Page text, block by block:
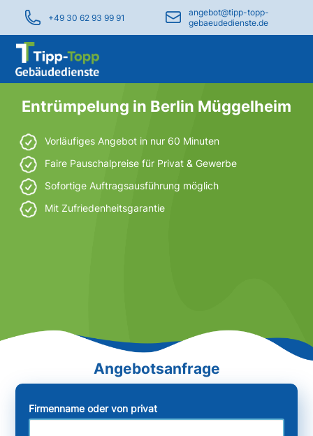
+49 30 62 93 99 91
angebot@tipp-topp-
gebaeudedienste.de
Entrümpelung in Berlin Müggelheim
Vorläufiges Angebot in nur 60 Minuten
Faire Pauschalpreise für Privat & Gewerbe
Sofortige Auftragsausführung möglich
Mit Zufriedenheitsgarantie
Firmenname oder von privat